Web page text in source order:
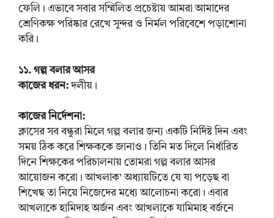
ফেলি। এভাবে সবার সম্মিলিত প্রচেষ্টায় আমরা আমাদের
শ্রেণিকক্ষ পরিষ্কার রেখে সুন্দর ও নির্মল পরিবেশে পড়াশোনা
করি।
১১. গল্প বলার আসর
কাজের ধরন:দলীয়।
কাজের নির্দেশনা:
ক্লাসের সব বন্ধুরা মিলে গল্প বলার জন্য একটি নির্দিষ্ট দিন এবং
সময় ঠিক করে শিক্ষককে জানাও। তিনি মত দিলে নির্ধারিত
দিনে শিক্ষকের পরিচালনায় তোমরা গল্প বলার আসর
আয়োজন করো। আখলাক’ অধ্যায়টিতে যে যা পড়েছ বা
শিখেছ তা নিয়ে নিজেদের মধ্যে আলোচনা করো। এবার
আখলাকে হামিদাহ অর্জন এবং আখলাকে যামিমাহ বর্জনে